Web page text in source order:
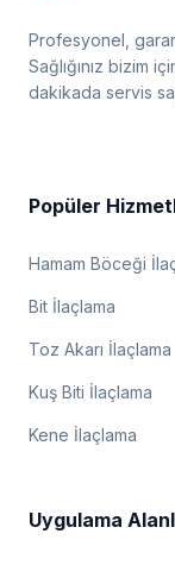
Profesyonel,
Sağlığınız bizim
dakikada servis
Popüler
Hamam Böceği
Bit İlaçlama
Toz Akarı İlaçlama
Kuş Biti İlaçlama
Kene İlaçlama
Uygulama